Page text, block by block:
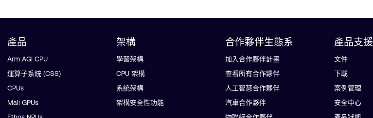
產品
Arm AGI CPU
運算子系統 (CSS)
CPUs
Mali GPUs
架構
學習架構
CPU 架構
系統架構
架構安全性功能
合作夥伴生態系
加入合作夥伴計畫
查看所有合作夥伴
人工智慧合作夥伴
汽車合作夥伴
產品支援
文件
下載
案例管理
安全中心